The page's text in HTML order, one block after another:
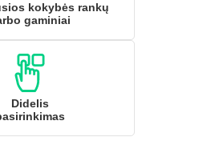
kokybės rankų
gaminiai
Didelis